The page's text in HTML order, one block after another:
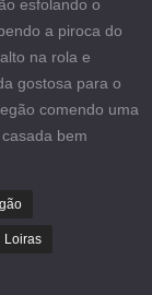
esfolando o
a piroca do
na rola e
gostosa para o
comendo uma
bem
Loiras